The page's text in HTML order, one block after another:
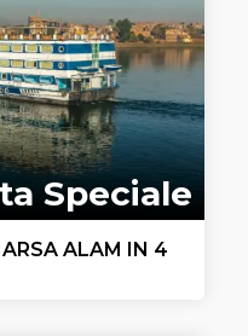
Speciale
ALAM IN 4